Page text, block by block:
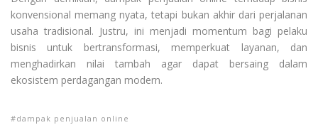
konvensional memang nyata, tetapi bukan akhir dari perjalanan
usaha tradisional. Justru, ini menjadi momentum bagi pelaku
bisnis untuk bertransformasi, memperkuat layanan, dan
menghadirkan nilai tambah agar dapat bersaing dalam
ekosistem perdagangan modern.
dampak penjualan online